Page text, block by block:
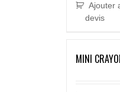
Ajouter
devis
MINI